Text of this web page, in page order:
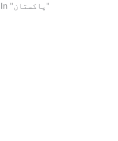
In "پاکستان"